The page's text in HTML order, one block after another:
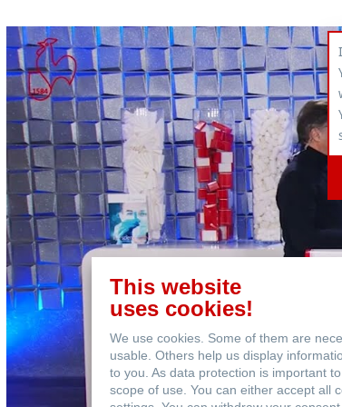
Meat and Meat Products
Salons filtration
This website
uses cookies!
We use cookies. Some of them are
usable. Others help us display
to you. As data protection is important
scope of use. You can either accept all